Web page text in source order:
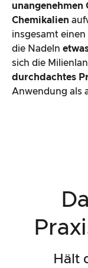
unangenehmen
Chemikalien
insgesamt einen
die Nadeln
sich die
durchdachtes
Anwendung als
Hält